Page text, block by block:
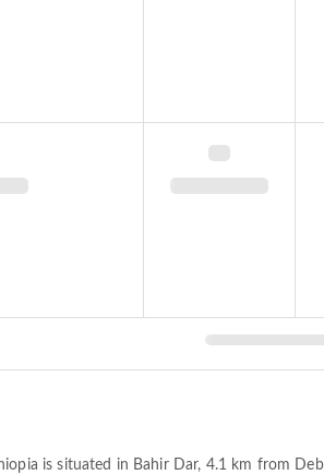
is situated in Bahir Dar, 4.1 km from